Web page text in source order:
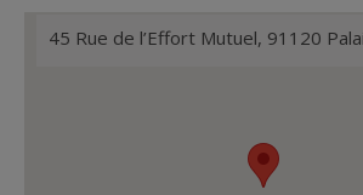
45 Rue de l’Effort Mutuel, 91120